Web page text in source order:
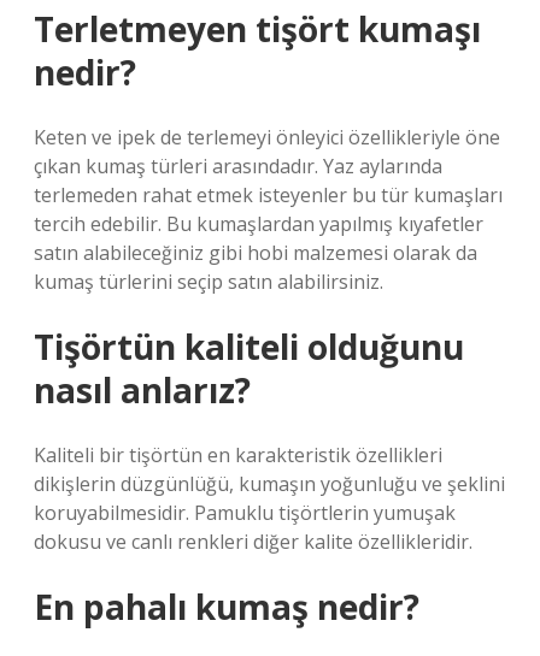
Terletmeyen tişört kumaşı
nedir?
Keten ve ipek de terlemeyi önleyici özellikleriyle öne
çıkan kumaş türleri arasındadır. Yaz aylarında
terlemeden rahat etmek isteyenler bu tür kumaşları
tercih edebilir. Bu kumaşlardan yapılmış kıyafetler
satın alabileceğiniz gibi hobi malzemesi olarak da
kumaş türlerini seçip satın alabilirsiniz.
Tişörtün kaliteli olduğunu
nasıl anlarız?
Kaliteli bir tişörtün en karakteristik özellikleri
dikişlerin düzgünlüğü, kumaşın yoğunluğu ve şeklini
koruyabilmesidir. Pamuklu tişörtlerin yumuşak
dokusu ve canlı renkleri diğer kalite özellikleridir.
En pahalı kumaş nedir?